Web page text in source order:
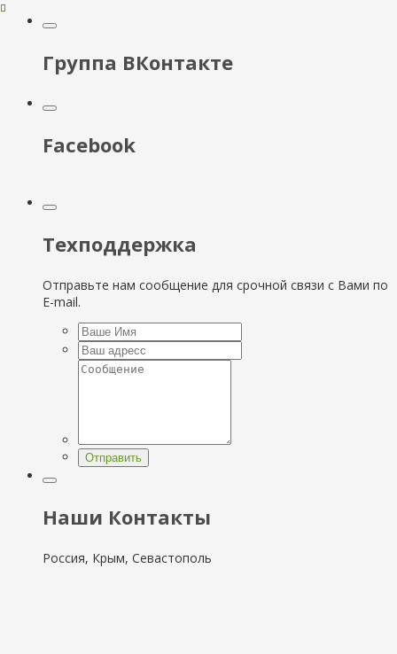
Группа ВКонтакте
Facebook
Техподдержка
Отправьте нам сообщение для срочной связи с Вами по
E-mail.
Отправить
Наши Контакты
Россия, Крым, Севастополь